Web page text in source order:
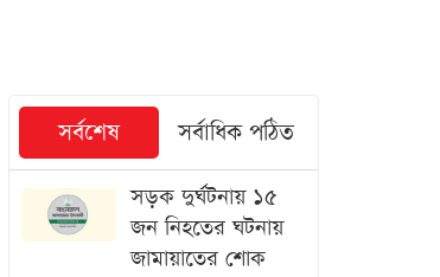
সর্বশেষ সর্বাধিক পঠিত
সড়ক দুর্ঘটনায় ১৫
জন নিহতের ঘটনায়
জামায়াতের শোক